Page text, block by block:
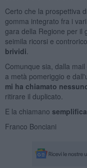
Certo che la prospettiva
gomma integrato fra i
gara della Regione per il
seimila ricorsi e
brividi
Comunque sia, dalla
a metà pomeriggio e
mi ha chiamato
ritirare il duplicato.
E la chiamano
Franco Bonciani